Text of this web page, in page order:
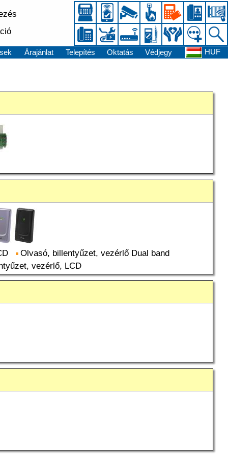
Árajánlat Telepítés Oktatás Védjegy HUF
Olvasó, billentyűzet, vezérlő Dual band
vezérlő, LCD